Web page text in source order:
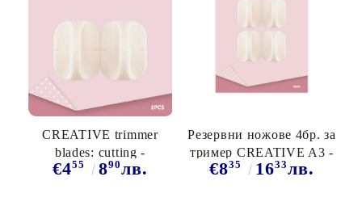
CREATIVE trimmer
blades: cutting -
Резервни ножове за
€455 890лв.
Резервни ножове 4бр. за
тример CREATIVE A3 -
2207- 108 / 103 / 110
€835 1633лв.